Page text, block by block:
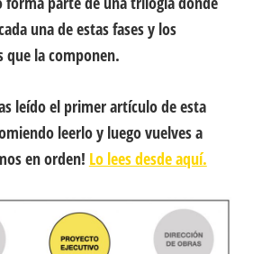
una de estas fases y los
que la componen.
leído el primer artículo de esta
leerlo y luego vuelves a
en orden! Lo lees desde aquí.